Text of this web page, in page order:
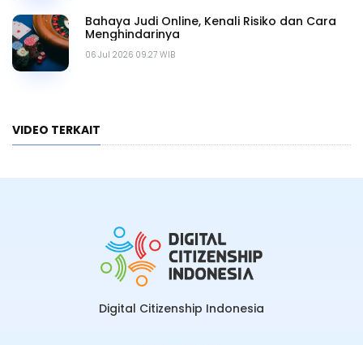
06 Jul 2026 09.27 WIB
Bahaya Judi Online, Kenali Risiko dan Cara
Menghindarinya
VIDEO TERKAIT
Digital Citizenship Indonesia